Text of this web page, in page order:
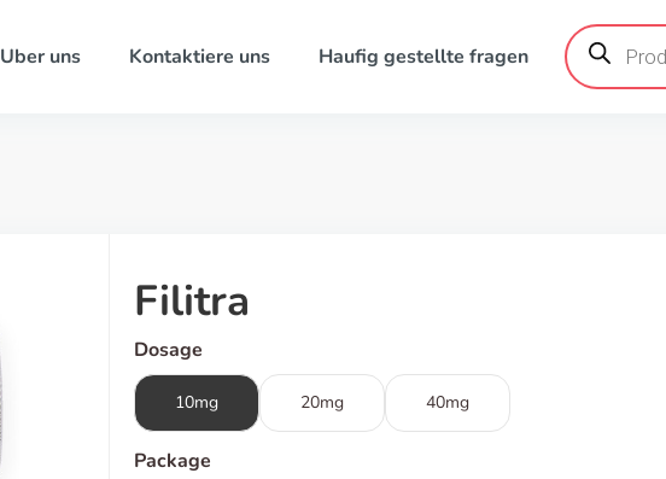
Uber uns Kontaktiere uns Haufig gestellte fragen
Products
search
Filitra
Dosage
10mg 20mg 40mg
Package